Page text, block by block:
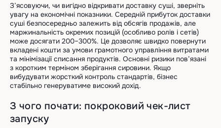
З’ясовуючи, чи вигідно відкривати доставку суші, зверніть
увагу на економічні показники. Середній прибуток доставки
суші безпосередньо залежить від обсягів продажів, але
маржинальність окремих позицій (особливо ролів і сетів)
може досягати 200–300%. Це дозволяє швидко повернути
вкладені кошти за умови грамотного управління витратами
та мінімізації списання продуктів. Основні ризики пов’язані
з коротким терміном зберігання сировини. Якщо
вибудувати жорсткий контроль стандартів, бізнес
стабільно генеруватиме високий дохід.
З чого почати: покроковий чек-лист
запуску